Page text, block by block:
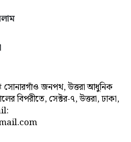
জনপথ, উত্তরা আধুনিক
বিপরীতে, সেক্টর-৭, উত্তরা, ঢাকা,